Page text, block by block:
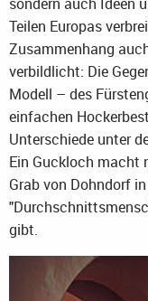
Teilen Europas
Zusammenhang
verbildlicht: Die
Modell – des
einfachen
Unterschiede unter
Ein Guckloch macht
Grab von Dohndorf
gibt.